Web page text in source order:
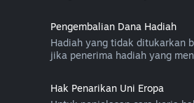
Pengembalian Dana Hadiah
Hadiah yang tidak ditukarkan
jika penerima hadiah yang
Hak Penarikan Uni Eropa